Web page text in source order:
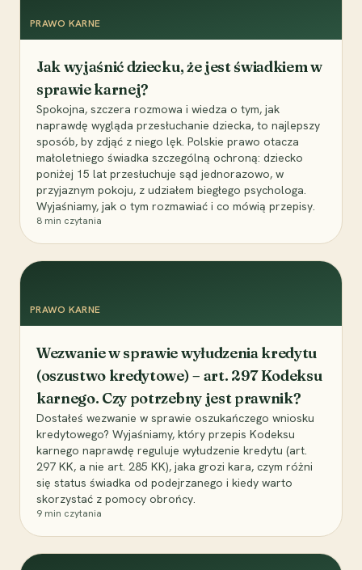
PRAWO KARNE
Jak wyjaśnić dziecku, że jest świadkiem w
sprawie karnej?
Spokojna, szczera rozmowa i wiedza o tym, jak
naprawdę wygląda przesłuchanie dziecka, to najlepszy
sposób, by zdjąć z niego lęk. Polskie prawo otacza
małoletniego świadka szczególną ochroną: dziecko
poniżej 15 lat przesłuchuje sąd jednorazowo, w
przyjaznym pokoju, z udziałem biegłego psychologa.
Wyjaśniamy, jak o tym rozmawiać i co mówią przepisy.
8 min czytania
PRAWO KARNE
Wezwanie w sprawie wyłudzenia kredytu
(oszustwo kredytowe) – art. 297 Kodeksu
karnego. Czy potrzebny jest prawnik?
Dostałeś wezwanie w sprawie oszukańczego wniosku
kredytowego? Wyjaśniamy, który przepis Kodeksu
karnego naprawdę reguluje wyłudzenie kredytu (art.
297 KK, a nie art. 285 KK), jaka grozi kara, czym różni
się status świadka od podejrzanego i kiedy warto
skorzystać z pomocy obrońcy.
9 min czytania